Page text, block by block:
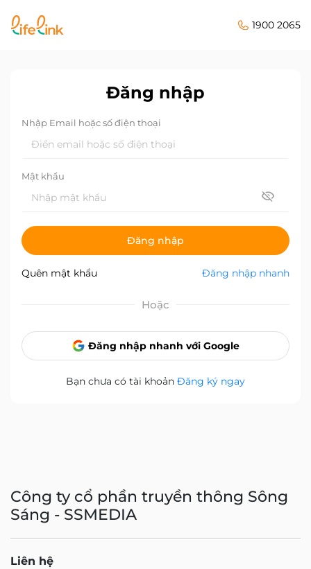
1900 2065
Đăng nhập
Nhập Email hoặc số điện thoại
Mật khẩu
Đăng nhập
Quên mật khẩu Đăng nhập nhanh
Hoặc
Đăng nhập nhanh với Google
Bạn chưa có tài khoản Đăng ký ngay
Công ty cổ phần truyền thông Sông
Sáng - SSMEDIA
Liên hệ